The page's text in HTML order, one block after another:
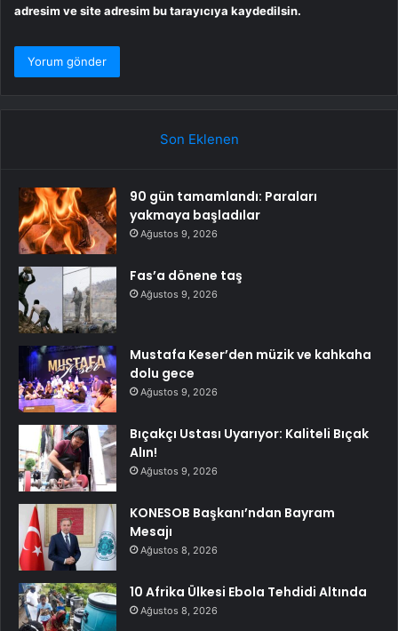
adresim ve site adresim bu tarayıcıya kaydedilsin.
Son Eklenen
90 gün tamamlandı: Paraları
yakmaya başladılar
Ağustos 9, 2026
Fas’a dönene taş
Ağustos 9, 2026
Mustafa Keser’den müzik ve kahkaha
dolu gece
Ağustos 9, 2026
Bıçakçı Ustası Uyarıyor: Kaliteli Bıçak
Alın!
Ağustos 9, 2026
KONESOB Başkanı’ndan Bayram
Mesajı
Ağustos 8, 2026
10 Afrika Ülkesi Ebola Tehdidi Altında
Ağustos 8, 2026